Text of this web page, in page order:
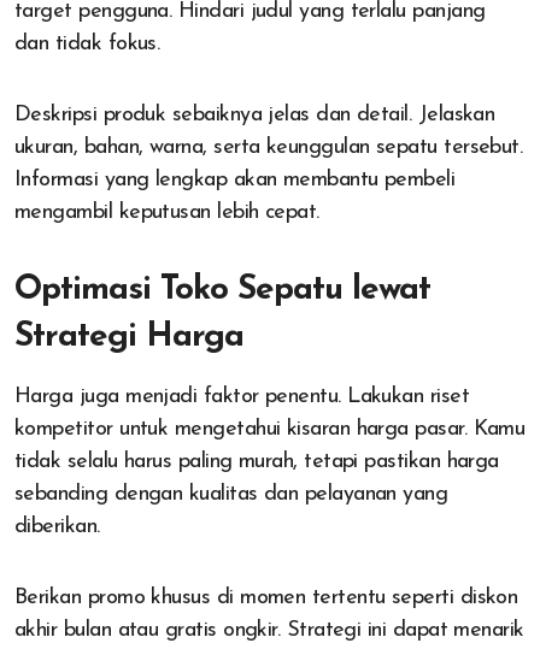
target pengguna. Hindari judul yang terlalu panjang
dan tidak fokus.
Deskripsi produk sebaiknya jelas dan detail. Jelaskan
ukuran, bahan, warna, serta keunggulan sepatu tersebut.
Informasi yang lengkap akan membantu pembeli
mengambil keputusan lebih cepat.
Optimasi Toko Sepatu lewat
Strategi Harga
Harga juga menjadi faktor penentu. Lakukan riset
kompetitor untuk mengetahui kisaran harga pasar. Kamu
tidak selalu harus paling murah, tetapi pastikan harga
sebanding dengan kualitas dan pelayanan yang
diberikan.
Berikan promo khusus di momen tertentu seperti diskon
akhir bulan atau gratis ongkir. Strategi ini dapat menarik